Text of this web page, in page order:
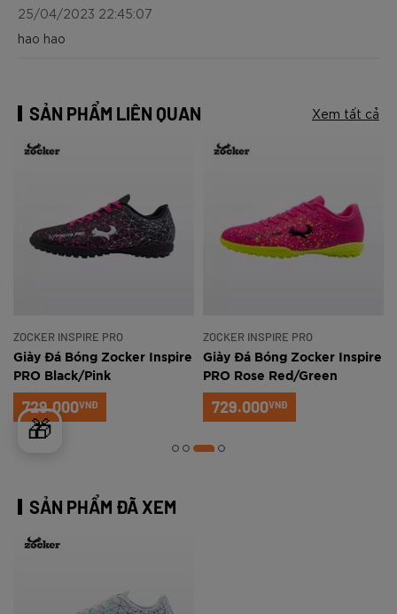
🎁
25/04/2023 22:45:07
hao hao
SẢN PHẨM LIÊN QUAN Xem tất cả
ZOCKER INSPIRE PRO
Giày Đá Bóng Zocker Inspire
PRO Black/Pink
729.000VNĐ
ZOCKER INSPIRE PRO
Giày Đá Bóng Zocker Inspire
PRO Rose Red/Green
729.000VNĐ
SẢN PHẨM ĐÃ XEM